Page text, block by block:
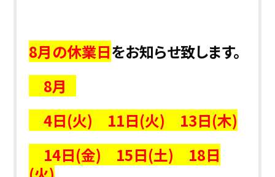
8月の休業日をお知らせ致します。
8月
4日(火) 11日(火) 13日(木)
14日(金) 15日(土) 18日